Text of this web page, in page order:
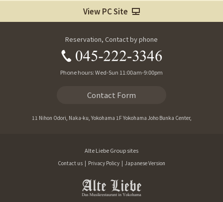
View PC Site
Reservation, Contact by phone
Phone hours: Wed-Sun 11:00am-9:00pm
Contact Form
11 Nihon Odori, Naka-ku, Yokohama 1F Yokohama Joho Bunka Center,
Alte Liebe Group sites
Contact us | Privacy Policy | Japanese Version